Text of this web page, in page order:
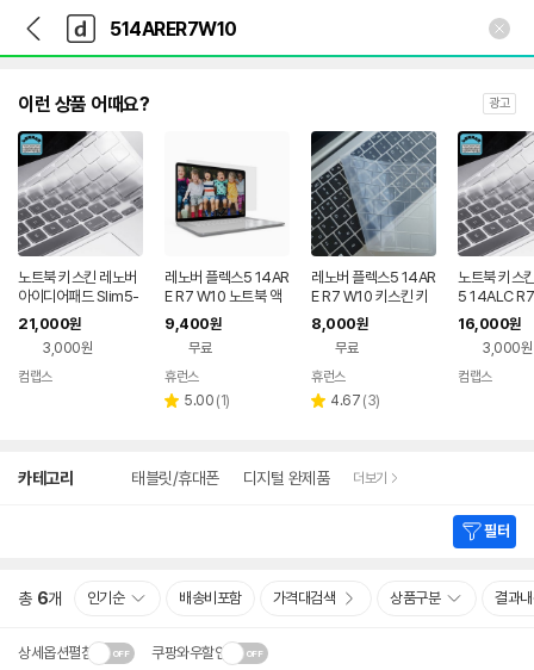
다
나
와
가
다
와
인
이런 상품 어때요? 광고
노트북 키스킨 레노버
아이디어패드 Slim5-
14ALC R7 W10 16
G 키보드커버 키보드
덮개 국내생산
21,000원
3,000원
컴랩스
레노버 플렉스5 14AR
E R7 W10 노트북 액
정보호필름 고광택
9,400원
무료
휴런스
별 5.00 리
(1)
레노버 플렉스5 14AR
E R7 W10 키스킨 키
보드커버 덮개 실리스
킨
8,000원
무료
휴런스
별 4.67 리
(3)
노트북 키스
5 14ALC
키보드커버
개 국내생산
16,000원
3,000원
컴랩스
카테고리 태블릿/휴대폰 디지털 완제품 더보기
필터
총 6개 인기순 배송비포함 가격대검색 상품구분 결과
상세옵션펼침 쿠팡와우할인